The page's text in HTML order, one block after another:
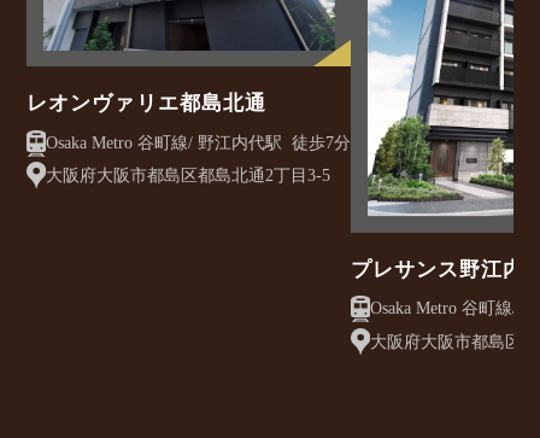
レオンヴァリエ都島北通
Osaka Metro 谷町線/ 野江内代駅 徒歩7分
大阪府大阪市都島区都島北通2丁目3-5
プレサンス野江内
大阪府大阪市都島区